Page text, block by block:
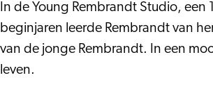
In de Young Rembrandt Studio, een
beginjaren leerde Rembrandt van
van de jonge Rembrandt. In een
leven.